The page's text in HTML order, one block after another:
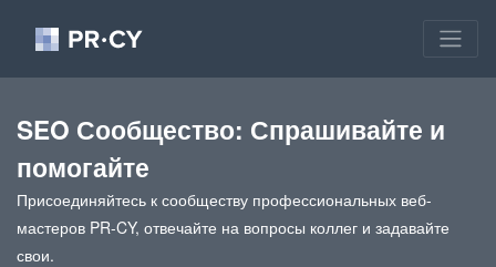
SEO Сообщество: Спрашивайте и
помогайте
Присоединяйтесь к сообществу профессиональных веб-
мастеров PR-CY, отвечайте на вопросы коллег и задавайте
свои.